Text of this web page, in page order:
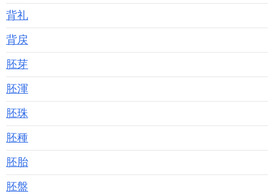
背礼
背戻
胚芽
胚渾
胚珠
胚種
胚胎
胚盤